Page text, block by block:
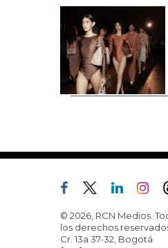
© 2026, RCN Medios.
los derechos
Cr. 13a 37-32, Bogotá